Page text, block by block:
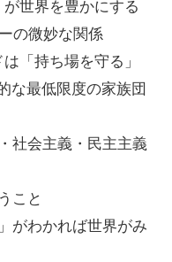
世界を豊かにする
の微妙な関係
「持ち場を守る」
最低限度の家族団
社会主義・民主主義
こと
がわかれば世界がみ